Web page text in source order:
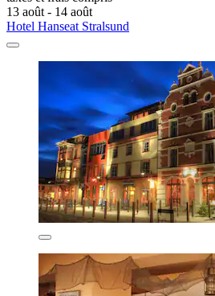
13 août - 14 août
Hotel Hanseat Stralsund